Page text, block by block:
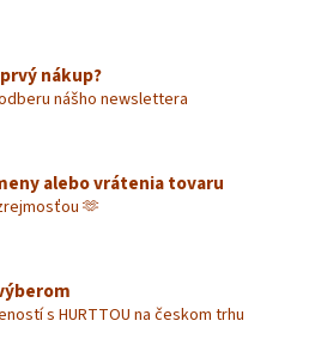
nákup?
nášho newslettera
alebo vrátenia tovaru
🫶
s HURTTOU na českom trhu